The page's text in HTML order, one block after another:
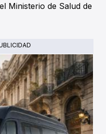
Ministerio de Salud de